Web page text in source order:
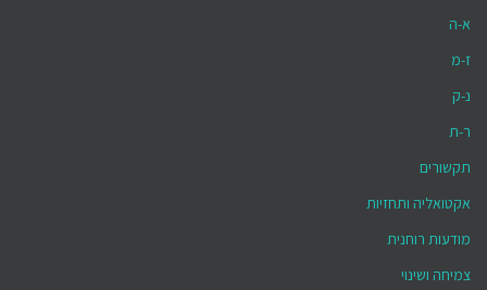
א-ה
ז-מ
נ-ק
ר-ת
תקשורים
אקטואליה ותחזיות
מודעות רוחנית
צמיחה ושינוי